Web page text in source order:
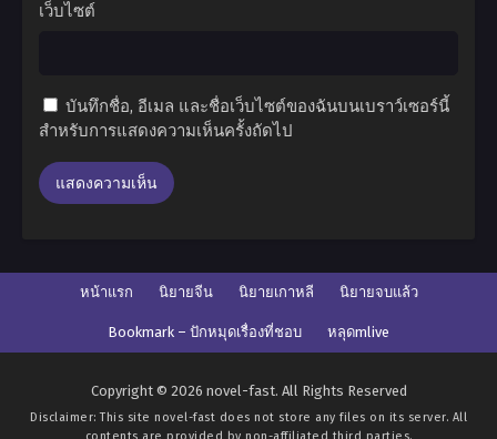
เว็บไซต์
บันทึกชื่อ, อีเมล และชื่อเว็บไซต์ของฉันบนเบราว์เซอร์นี้
สำหรับการแสดงความเห็นครั้งถัดไป
หน้าแรก นิยายจีน นิยายเกาหลี นิยายจบแล้ว
Bookmark – ปักหมุดเรื่องที่ชอบ หลุดmlive
Copyright © 2026 novel-fast. All Rights Reserved
Disclaimer: This site novel-fast does not store any files on its server. All